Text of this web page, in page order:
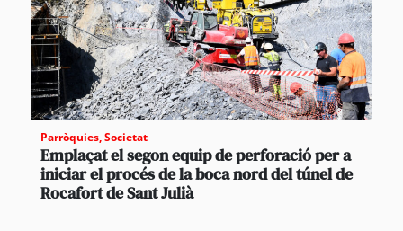
Parròquies,Societat
Emplaçat el segon equip de perforació per a
iniciar el procés de la boca nord del túnel de
Rocafort de Sant Julià